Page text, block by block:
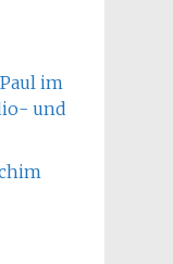
im
und